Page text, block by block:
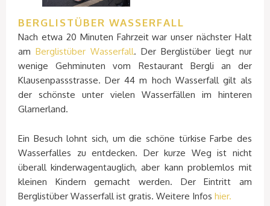
BERGLISTÜBER WASSERFALL
Nach etwa 20 Minuten Fahrzeit war unser nächster Halt
am Berglistüber Wasserfall. Der Berglistüber liegt nur
wenige Gehminuten vom Restaurant Bergli an der
Klausenpassstrasse. Der 44 m hoch Wasserfall gilt als
der schönste unter vielen Wasserfällen im hinteren
Glarnerland.
Ein Besuch lohnt sich, um die schöne türkise Farbe des
Wasserfalles zu entdecken. Der kurze Weg ist nicht
überall kinderwagentauglich, aber kann problemlos mit
kleinen Kindern gemacht werden. Der Eintritt am
Berglistüber Wasserfall ist gratis. Weitere Infos hier.